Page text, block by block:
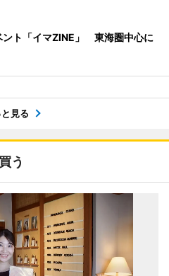
ント「イマZINE」 東海圏中心に
見る
買う